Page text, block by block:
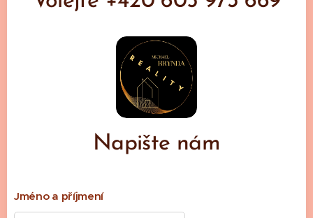
Napište nám
Jméno a příjmení